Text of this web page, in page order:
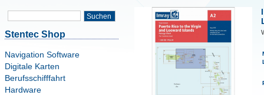
Suchen
Stentec Shop
Navigation Software
Digitale Karten
Berufsschifffahrt
Hardware